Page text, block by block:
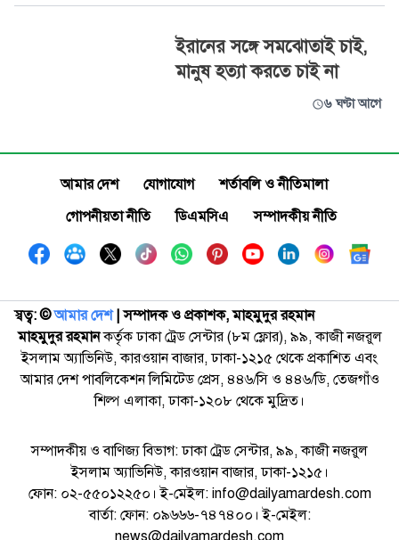
ইরানের সঙ্গে সমঝোতাই চাই,
মানুষ হত্যা করতে চাই না
৬ ঘণ্টা আগে
আমার দেশ যোগাযোগ
শর্তাবলি ও নীতিমালা
গোপনীয়তা নীতি
ডিএমসিএ সম্পাদকীয় নীতি
স্বত্ব: ©️আমার দেশ| সম্পাদক ও প্রকাশক, মাহমুদুর রহমান
মাহমুদুর রহমানকর্তৃক ঢাকা ট্রেড সেন্টার (৮ম ফ্লোর), ৯৯, কাজী নজরুল
ইসলাম অ্যাভিনিউ, কারওয়ান বাজার, ঢাকা-১২১৫ থেকে প্রকাশিত এবং
আমার দেশ পাবলিকেশন লিমিটেড প্রেস, ৪৪৬/সি ও ৪৪৬/ডি, তেজগাঁও
শিল্প এলাকা, ঢাকা-১২০৮ থেকে মুদ্রিত।
সম্পাদকীয় ও বাণিজ্য বিভাগ: ঢাকা ট্রেড সেন্টার, ৯৯, কাজী নজরুল
ইসলাম অ্যাভিনিউ, কারওয়ান বাজার, ঢাকা-১২১৫।
ফোন: ০২-৫৫০১২২৫০। ই-মেইল: info@dailyamardesh.com
বার্তা: ফোন: ০৯৬৬৬-৭৪৭৪০০। ই-মেইল:
news@dailyamardesh.com